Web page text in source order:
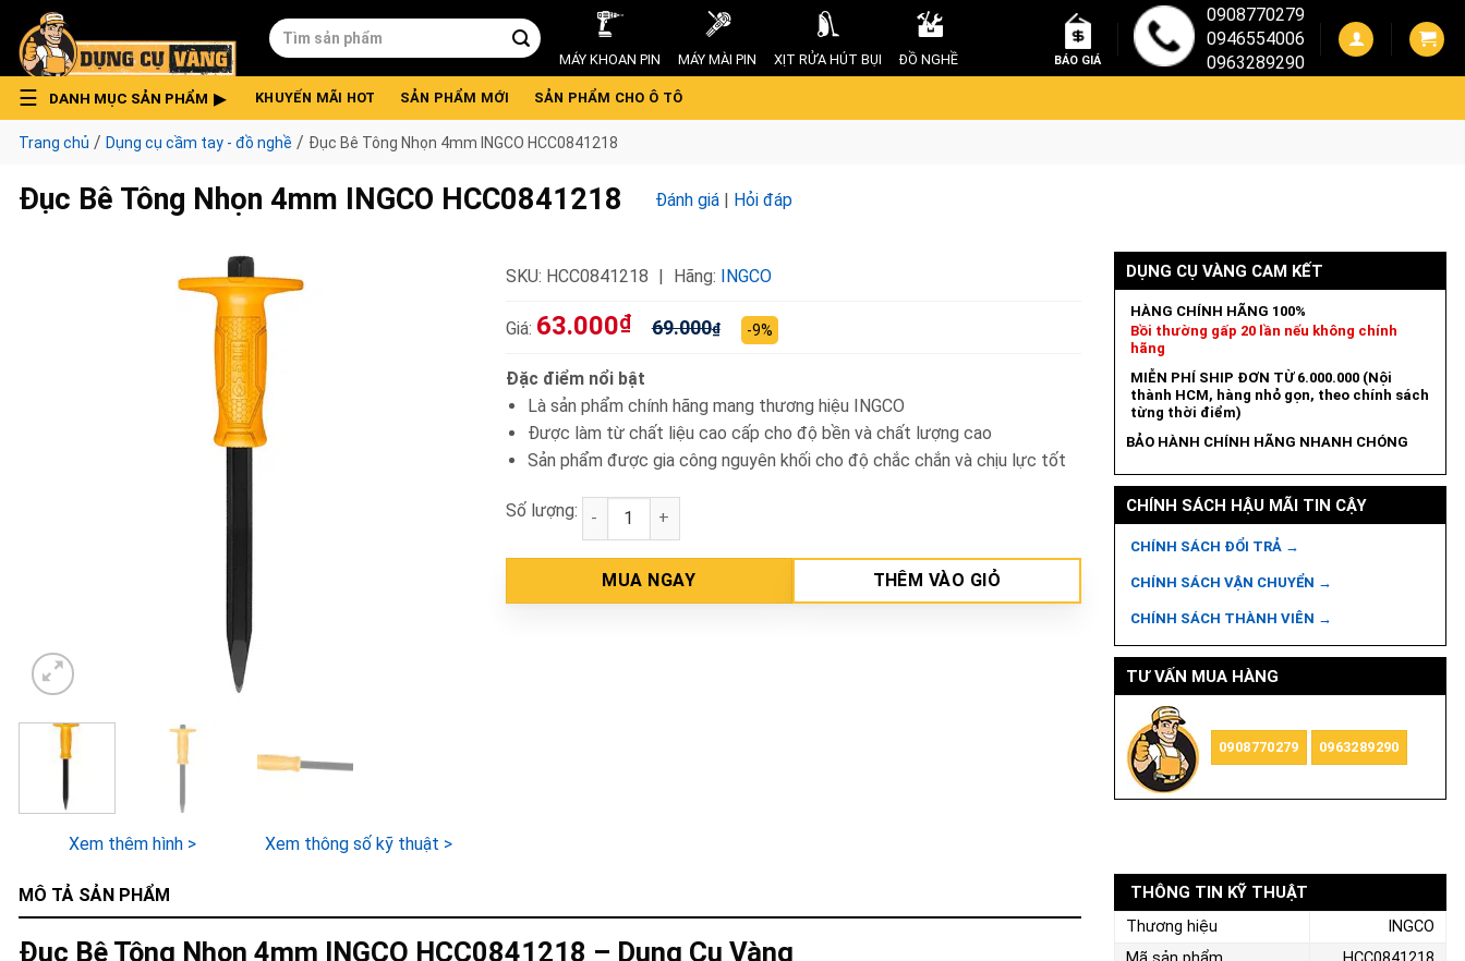
content
Tìm
kiếm:
MÁY KHOAN PIN MÁY MÀI PIN XỊT RỬA HÚT BỤI ĐỒ NGHỀ BÁO GIÁ
0908770279
0946554006
0963289290
DANH MỤC SẢN PHẨM KHUYẾN MÃI HOT SẢN PHẨM MỚI SẢN PHẨM CHO Ô TÔ
Trang chủ / Dụng cụ cầm tay - đồ nghề / Đục Bê Tông Nhọn 4mm INGCO HCC0841218
Đục Bê Tông Nhọn 4mm INGCO HCC0841218 Đánh giá | Hỏi đáp
Xem thêm hình > Xem thông số kỹ thuật >
SKU: HCC0841218 Hãng: INGCO
Giá: 63.000₫ 69.000₫ -9%
Đặc điểm nổi bật
Là sản phẩm chính hãng mang thương hiệu INGCO
Được làm từ chất liệu cao cấp cho độ bền và chất lượng cao
Sản phẩm được gia công nguyên khối cho độ chắc chắn và chịu lực tốt
Số lượng: Đục Bê Tông Nhọn 4mm INGCO HCC0841218 số lượng
MUA NGAY THÊM VÀO GIỎ
DỤNG CỤ VÀNG CAM KẾT
HÀNG CHÍNH HÃNG 100%
Bồi thường gấp 20 lần nếu không chính
hãng
MIỄN PHÍ SHIP ĐƠN TỪ 6.000.000 (Nội
thành HCM, hàng nhỏ gọn, theo chính sách
từng thời điểm)
BẢO HÀNH CHÍNH HÃNG NHANH CHÓNG
CHÍNH SÁCH HẬU MÃI TIN CẬY
CHÍNH SÁCH ĐỔI TRẢ →
CHÍNH SÁCH VẬN CHUYỂN →
CHÍNH SÁCH THÀNH VIÊN →
TƯ VẤN MUA HÀNG
0908770279 0963289290
MÔ TẢ SẢN PHẨM
Đục Bê Tông Nhọn 4mm INGCO HCC0841218 – Dụng Cụ Vàng
THÔNG TIN KỸ THUẬT
Thương hiệu
INGCO